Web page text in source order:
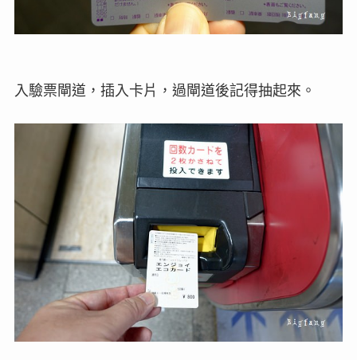
入驗票閘道，插入卡片，過閘道後記得抽起來。